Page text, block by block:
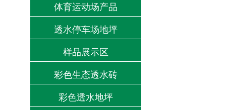
体育运动场产品
透水停车场地坪
样品展示区
彩色生态透水砖
彩色透水地坪